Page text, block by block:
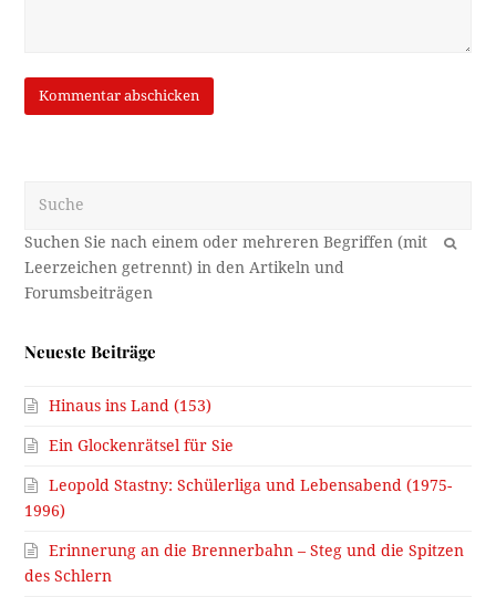
OK
Neueste Beiträge
Hinaus ins Land (153)
Ein Glockenrätsel für Sie
Leopold Stastny: Schülerliga und Lebensabend (1975-
1996)
Erinnerung an die Brennerbahn – Steg und die Spitzen
des Schlern